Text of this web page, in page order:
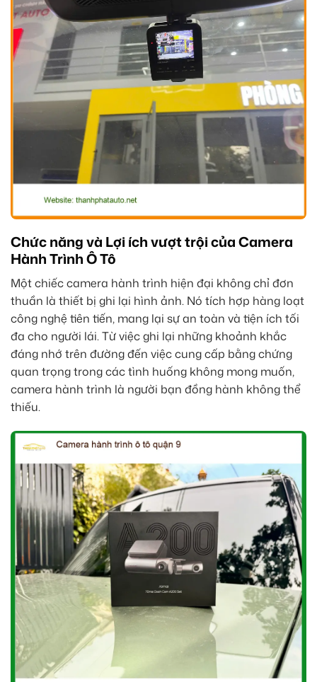
Chức năng và Lợi ích vượt trội của Camera
Hành Trình Ô Tô
Một chiếc camera hành trình hiện đại không chỉ đơn
thuần là thiết bị ghi lại hình ảnh. Nó tích hợp hàng loạt
công nghệ tiên tiến, mang lại sự an toàn và tiện ích tối
đa cho người lái. Từ việc ghi lại những khoảnh khắc
đáng nhớ trên đường đến việc cung cấp bằng chứng
quan trọng trong các tình huống không mong muốn,
camera hành trình là người bạn đồng hành không thể
thiếu.